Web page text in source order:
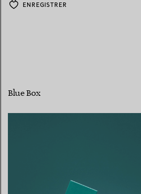
ENREGISTRER
Blue Box